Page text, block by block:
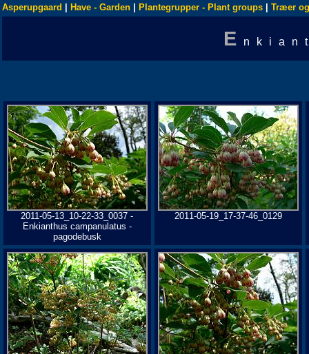
Asperupgaard Have - Garden Plantegrupper - Plant groups Træer
E
2011-05-13_10-22-33_0037 -
Enkianthus campanulatus -
pagodebusk
2011-05-19_17-37-46_0129